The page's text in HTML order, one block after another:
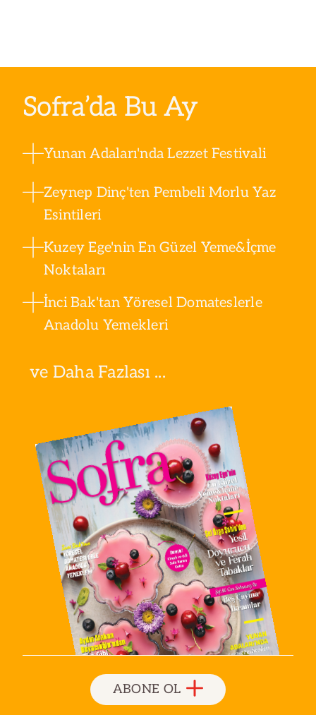
Sofra’da Bu Ay
Yunan Adaları'nda Lezzet Festivali
Zeynep Dinç'ten Pembeli Morlu Yaz
Esintileri
Kuzey Ege'nin En Güzel Yeme&İçme
Noktaları
İnci Bak'tan Yöresel Domateslerle
Anadolu Yemekleri
ve Daha Fazlası ...
ABONE OL